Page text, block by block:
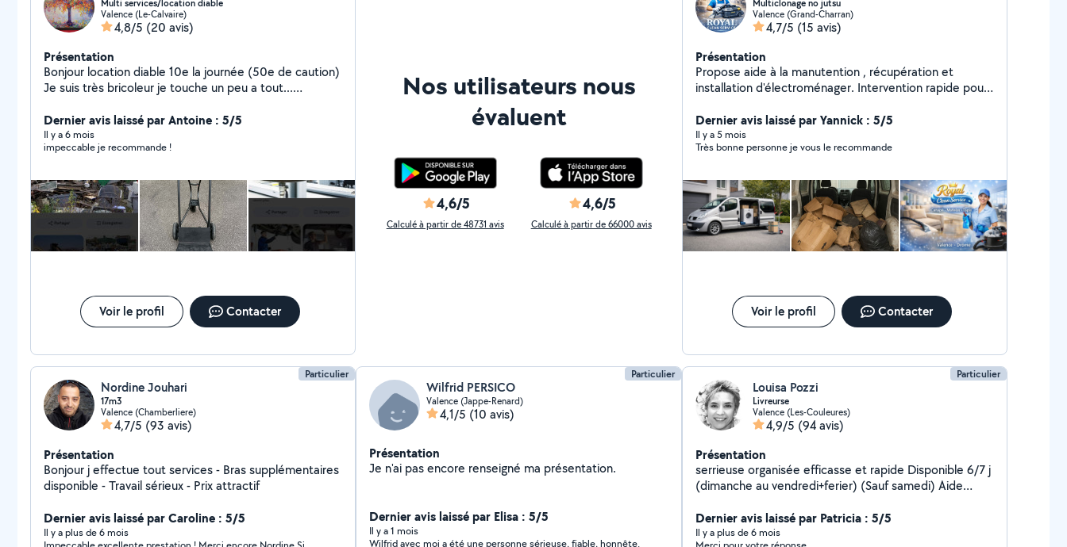
Multi services/location diable
Valence (Le-Calvaire)
4,8/5 (20 avis)
Présentation
Bonjour location diable 10e la journée (50e de caution)
Je suis très bricoleur je touche un peu a tout...
réparation et entretien auto plaquettes de freins
vidange pneus polissage phares ... vélos trottinette
réparation Petite couture à la machine Aide au
propositions Disponible rapidement même les week-
ends Valence et environs Petits prix
Dernier avis laissé par Antoine : 5/5
Il y a 6 mois
impeccable je recommande !
Voir le profil Contacter
Nos utilisateurs nous
évaluent
4,6/5
Calculé à partir de 48731 avis
4,6/5
Calculé à partir de 66000 avis
Multiclonage no jutsu
Valence (Grand-Charran)
4,7/5 (15 avis)
Présentation
Propose aide à la manutention , récupération et
installation d'électroménager. Intervention rapide pour
trajets **************** Nettoyage de canapés,
matelas...
Dernier avis laissé par Yannick : 5/5
Il y a 5 mois
Très bonne personne je vous le recommande
Voir le profil Contacter
Particulier
Nordine Jouhari
17m3
Valence (Chamberliere)
4,7/5 (93 avis)
Présentation
Bonjour j effectue tout services - Bras supplémentaires
disponible - Travail sérieux - Prix attractif
Dernier avis laissé par Caroline : 5/5
Il y a plus de 6 mois
Particulier
Wilfrid PERSICO
Valence (Jappe-Renard)
4,1/5 (10 avis)
Présentation
Je n'ai pas encore renseigné ma présentation.
Dernier avis laissé par Elisa : 5/5
Il y a 1 mois
Wilfrid avec moi a été une personne sérieuse, fiable, honnête.
Particulier
Louisa Pozzi
Livreurse
Valence (Les-Couleures)
4,9/5 (94 avis)
Présentation
serrieuse organisée efficasse et rapide Disponible 6/7 j
(dimanche au vendredi+ferier) (Sauf samedi) Aide
Valence. Périmètre j'usqu a 30klm de valence. + d'infos
et frais à convenir par téléphone Possible de venir a
Dernier avis laissé par Patricia : 5/5
Il y a plus de 6 mois